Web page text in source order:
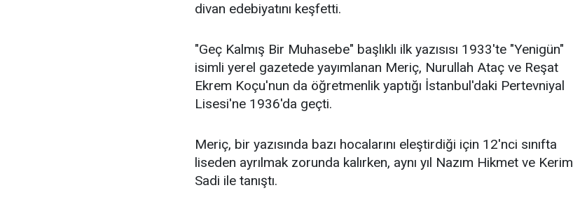
divan edebiyatını keşfetti.
"Geç Kalmış Bir Muhasebe" başlıklı ilk yazısısı 1933'te "Yenigün"
isimli yerel gazetede yayımlanan Meriç, Nurullah Ataç ve Reşat
Ekrem Koçu'nun da öğretmenlik yaptığı İstanbul'daki Pertevniyal
Lisesi'ne 1936'da geçti.
Meriç, bir yazısında bazı hocalarını eleştirdiği için 12'nci sınıfta
liseden ayrılmak zorunda kalırken, aynı yıl Nazım Hikmet ve Kerim
Sadi ile tanıştı.